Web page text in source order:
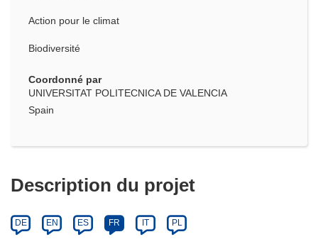
Action pour le climat
Biodiversité
Coordonné par
UNIVERSITAT POLITECNICA DE VALENCIA
Spain
Description du projet
DE EN ES FR IT PL